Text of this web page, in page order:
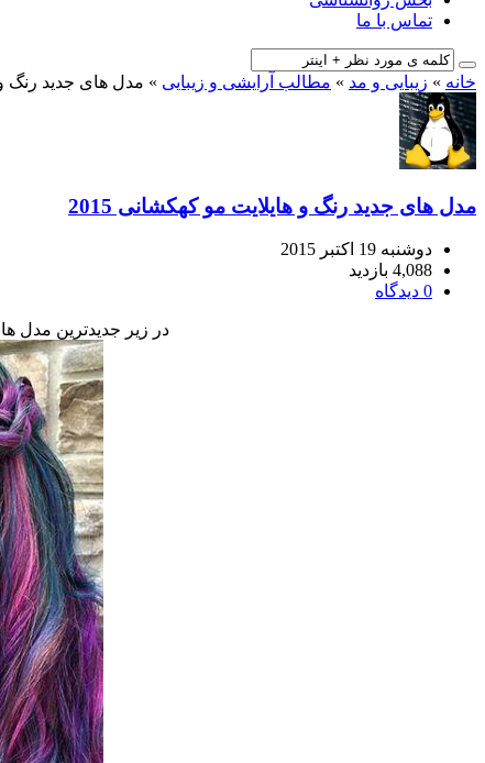
تماس با ما
خانه » زیبایی و مد » مطالب آرایشی و زیبایی » مدل های جدید رنگ و
مدل های جدید رنگ و هایلایت مو کهکشانی 2015
دوشنبه 19 اکتبر 2015
4,088 بازدید
0 دیدگاه
در زیر جدیدترین مدل